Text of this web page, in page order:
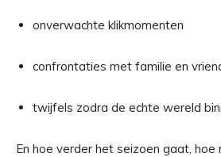
onverwachte klikmomenten
confrontaties met familie en
twijfels zodra de echte wereld
En hoe verder het seizoen gaat,